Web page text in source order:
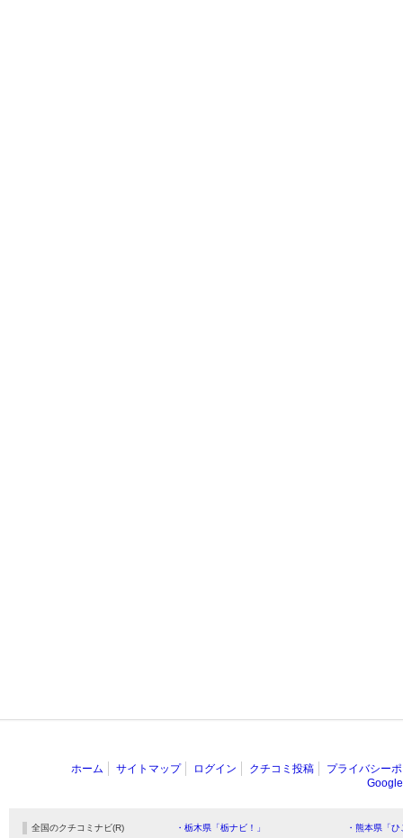
ホーム サイトマップ ログイン クチコミ投稿
プライバシー
全国のクチコミナビ(R) ・栃木県「栃ナビ！」 ・熊本県「